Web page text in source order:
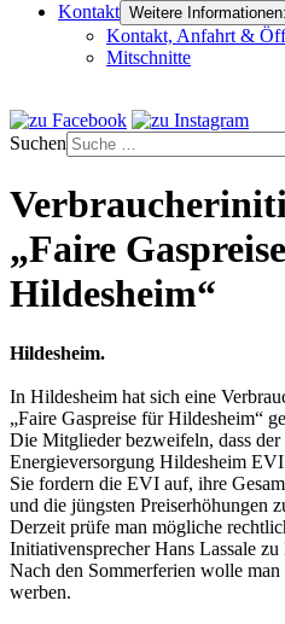
Kontakt Weitere
Kontakt, Anfahrt &
Mitschnitte
Suchen
„Faire
Hildesheim“
Hildesheim.
In Hildesheim hat sich eine
„Faire Gaspreise für Hildesheim“
Die Mitglieder bezweifeln, dass der
Energieversorgung Hildesheim EVI
Sie fordern die EVI auf, ihre
und die jüngsten Preiserhöhungen
Derzeit prüfe man mögliche
Initiativensprecher Hans Lassale
Nach den Sommerferien wolle
werben.